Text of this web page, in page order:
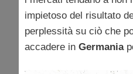
impietoso del risultato
perplessità su ciò che
accadere in Germania